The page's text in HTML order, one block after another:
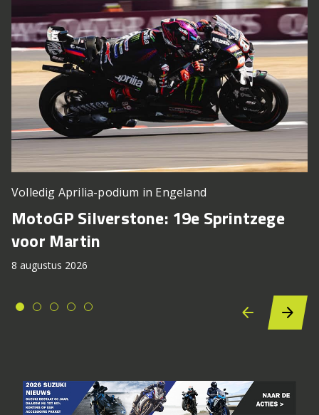
Volledig Aprilia-podium in Engeland
MotoGP Silverstone: 19e Sprintzege
voor Martin
8 augustus 2026